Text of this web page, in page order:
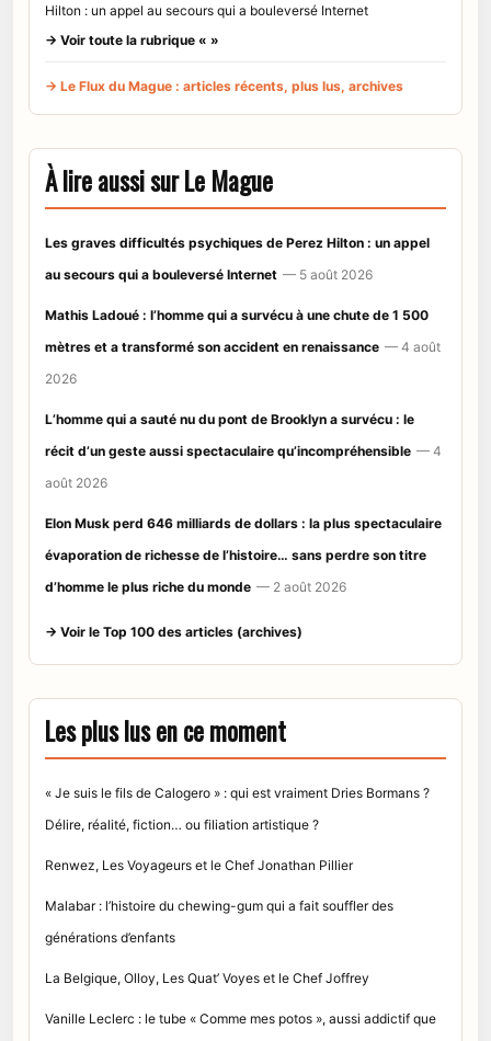
Hilton : un appel au secours qui a bouleversé Internet
→ Voir toute la rubrique « »
→ Le Flux du Mague : articles récents, plus lus, archives
À lire aussi sur Le Mague
Les graves difficultés psychiques de Perez Hilton : un appel
au secours qui a bouleversé Internet — 5 août 2026
Mathis Ladoué : l’homme qui a survécu à une chute de 1 500
mètres et a transformé son accident en renaissance — 4 août
2026
L’homme qui a sauté nu du pont de Brooklyn a survécu : le
récit d’un geste aussi spectaculaire qu’incompréhensible — 4
août 2026
Elon Musk perd 646 milliards de dollars : la plus spectaculaire
évaporation de richesse de l’histoire… sans perdre son titre
d’homme le plus riche du monde — 2 août 2026
→ Voir le Top 100 des articles (archives)
Les plus lus en ce moment
« Je suis le fils de Calogero » : qui est vraiment Dries Bormans ?
Délire, réalité, fiction… ou filiation artistique ?
Renwez, Les Voyageurs et le Chef Jonathan Pillier
Malabar : l’histoire du chewing-gum qui a fait souffler des
générations d’enfants
La Belgique, Olloy, Les Quat’ Voyes et le Chef Joffrey
Vanille Leclerc : le tube « Comme mes potos », aussi addictif que